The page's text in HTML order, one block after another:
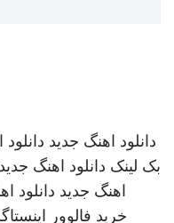
دانلود اهنگ جدید
بک لینک دانلود اهنگ جدید
اهنگ جدید دانلود
خرید فالوور